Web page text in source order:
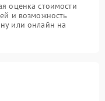
оценка стоимости
и возможность
или онлайн на